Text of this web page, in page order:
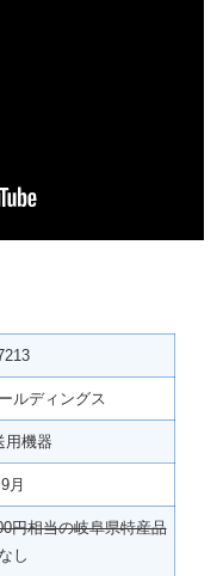
ルディングス
用機器
9月
円相当の岐阜県特産品
なし